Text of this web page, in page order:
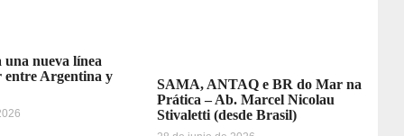
una nueva línea
entre Argentina y
SAMA, ANTAQ e BR do Mar na
Prática – Ab. Marcel Nicolau
Stivaletti (desde Brasil)